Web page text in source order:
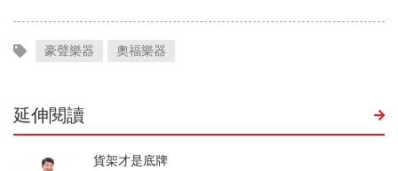
豪聲樂器 奧福樂器
延伸閱讀
貨架才是底牌